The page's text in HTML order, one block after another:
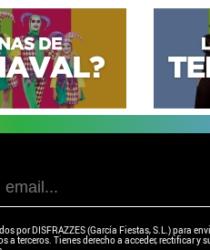
por DISFRAZZES (García Fiestas, S.L.) para
a terceros. Tienes derecho a acceder, rectificar